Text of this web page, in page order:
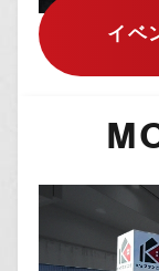
（4）ユー
れた商品名
や期間，回
する情報な
（5）ユー
にするため
力画面に表
づいて他の
のも含みま
イベ